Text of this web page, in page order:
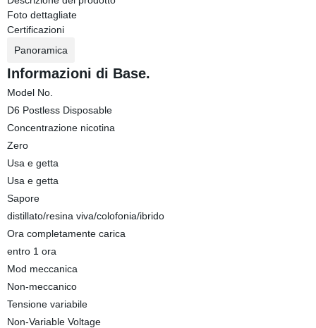
Foto dettagliate
Certificazioni
Panoramica
Informazioni di Base.
Model No.
D6 Postless Disposable
Concentrazione nicotina
Zero
Usa e getta
Usa e getta
Sapore
distillato/resina viva/colofonia/ibrido
Ora completamente carica
entro 1 ora
Mod meccanica
Non-meccanico
Tensione variabile
Non-Variable Voltage